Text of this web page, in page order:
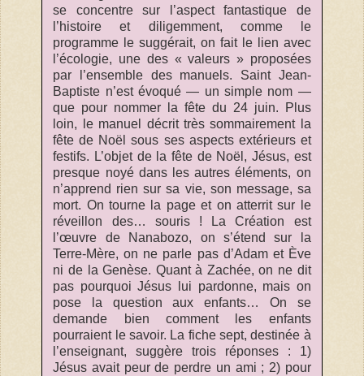
se concentre sur l’aspect fantastique de
l’histoire et diligemment, comme le
programme le suggérait, on fait le lien avec
l’écologie, une des « valeurs » proposées
par l’ensemble des manuels. Saint Jean-
Baptiste n’est évoqué — un simple nom —
que pour nommer la fête du 24 juin. Plus
loin, le manuel décrit très sommairement la
fête de Noël sous ses aspects extérieurs et
festifs. L’objet de la fête de Noël, Jésus, est
presque noyé dans les autres éléments, on
n’apprend rien sur sa vie, son message, sa
mort. On tourne la page et on atterrit sur le
réveillon des… souris ! La Création est
l’œuvre de Nanabozo, on s’étend sur la
Terre-Mère, on ne parle pas d’Adam et Ève
ni de la Genèse. Quant à Zachée, on ne dit
pas pourquoi Jésus lui pardonne, mais on
pose la question aux enfants… On se
demande bien comment les enfants
pourraient le savoir. La fiche sept, destinée à
l’enseignant, suggère trois réponses : 1)
Jésus avait peur de perdre un ami ; 2) pour